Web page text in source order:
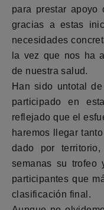
para prestar apoyo
gracias a estas
necesidades
la vez que nos ha
de nuestra salud.
Han sido untotal de
participado en
reflejado que el
haremos llegar
dado por
semanas su
participantes que
clasificación final.